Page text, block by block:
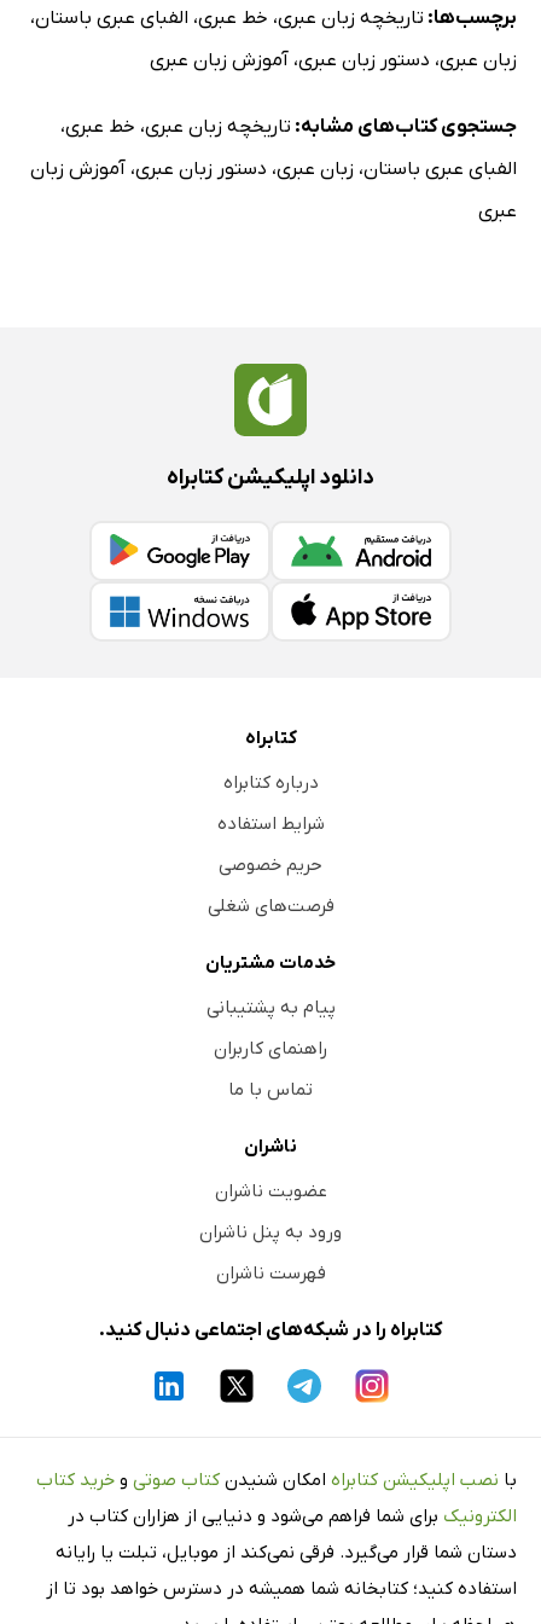
برچسب‌ها: تاریخچه زبان عبری، خط عبری، الفبای عبری باستان،
زبان عبری، دستور زبان عبری، آموزش زبان عبری
جستجوی کتاب‌های مشابه: تاریخچه زبان عبری، خط عبری،
الفبای عبری باستان، زبان عبری، دستور زبان عبری، آموزش زبان
عبری
دانلود اپلیکیشن کتابراه
کتابراه
درباره کتابراه
شرایط استفاده
حریم خصوصی
فرصت‌های شغلی
خدمات مشتریان
پیام به پشتیبانی
راهنمای کاربران
تماس با ما
ناشران
عضویت ناشران
ورود به پنل ناشران
فهرست ناشران
کتابراه را در شبکه‌های اجتماعی دنبال کنید.
با نصب اپلیکیشن کتابراه امکان شنیدن کتاب صوتی و خرید کتاب
الکترونیک برای شما فراهم می‌شود و دنیایی از هزاران کتاب در
دستان شما قرار می‌گیرد. فرقی نمی‌کند از موبایل، تبلت یا رایانه
استفاده کنید؛ کتابخانه شما همیشه در دسترس خواهد بود تا از